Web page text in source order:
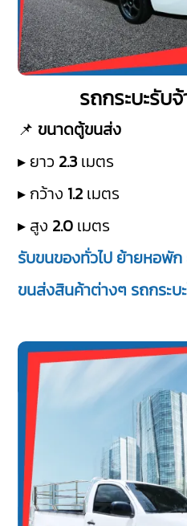
รถกระบะรับ
📌 ขนาดตู้ขนส่ง
▸ ยาว 2.3 เมตร
▸ กว้าง 1.2 เมตร
▸ สูง 2.0 เมตร
รับขนของทั่วไป ย้ายหอพัก
ขนส่งสินค้าต่างๆ รถกระบ